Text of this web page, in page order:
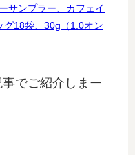
サンプラー、カフェイ
グ18袋、30g（1.0オン
でご紹介しまー